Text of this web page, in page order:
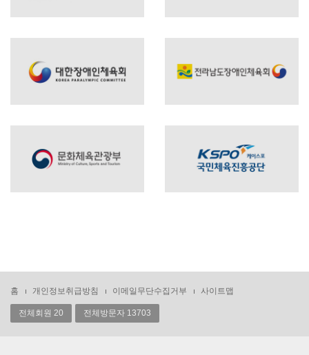
홈 개인정보취급방침 이메일무단수집거부 사이트맵
전체회원 20 전체방문자 13703